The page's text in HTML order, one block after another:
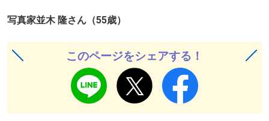
写真家並木 隆さん（55歳）
このページをシェアする！